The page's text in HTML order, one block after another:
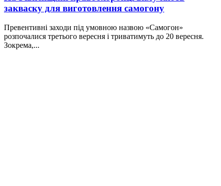
закваску для виготовлення самогону
Превентивні заходи під умовною назвою «Самогон»
розпочалися третього вересня і триватимуть до 20 вересня.
Зокрема,...